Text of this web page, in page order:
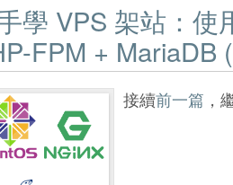
學 VPS 架站：使
FPM + MariaDB
接續前一篇 ，